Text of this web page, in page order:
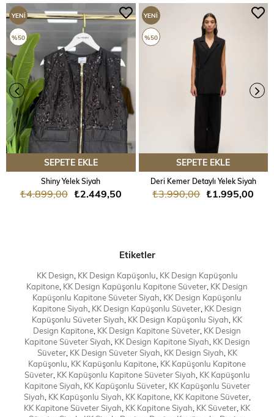
SEPETE EKLE
Shiny Yelek Siyah
₺2.449,50
₺4.899,00
YENI
ÜRÜN
%50
SEPETE EKLE
Deri Kemer Detaylı Yelek Siyah
₺1.995,00
₺3.990,00
YENI
ÜRÜN
%50
Etiketler
KK Design KK Design Kapüşonlu KK Design Kapüşonlu
Kapitone KK Design Kapüşonlu Kapitone Süveter KK Design
Kapüşonlu Kapitone Süveter Siyah KK Design Kapüşonlu
Kapitone Siyah KK Design Kapüşonlu Süveter KK Design
Kapüşonlu Süveter Siyah KK Design Kapüşonlu Siyah KK
Design Kapitone KK Design Kapitone Süveter KK Design
Kapitone Süveter Siyah KK Design Kapitone Siyah KK Design
Süveter, KK Design Süveter Siyah KK Design Siyah KK
Kapüşonlu KK Kapüşonlu Kapitone KK Kapüşonlu Kapitone
Süveter, KK Kapüşonlu Kapitone Süveter Siyah KK Kapüşonlu
Kapitone Siyah KK Kapüşonlu Süveter, KK Kapüşonlu Süveter
Siyah KK Kapüşonlu Siyah KK Kapitone, KK Kapitone Süveter,
KK Kapitone Süveter Siyah KK Kapitone Siyah KK Süveter KK